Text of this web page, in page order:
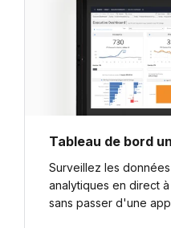
Tableau de bord
Surveillez les
analytiques en direct
sans passer d'une